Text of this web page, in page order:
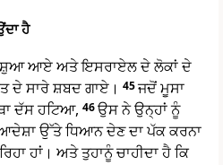
ਹੈ
ਆਏ ਅਤੇ ਇਸਰਾਏਲ ਦੇ ਲੋਕਾਂ ਦੇ
ਦੇ ਸਾਰੇ ਸ਼ਬਦ ਗਾਏ। 45ਜਦੋਂ ਮੂਸਾ
ਦੱਸ ਹਟਿਆ, 46ਉਸ ਨੇ ਉਨ੍ਹਾਂ ਨੂੰ
ਉੱਤੇ ਧਿਆਨ ਦੇਣ ਦਾ ਪੱਕ ਕਰਨਾ
ਹਾਂ। ਅਤੇ ਤੁਹਾਨੂੰ ਚਾਹੀਦਾ ਹੈ ਕਿ